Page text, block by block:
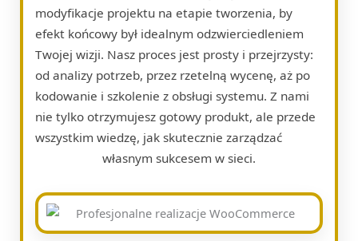
modyfikacje projektu na etapie tworzenia, by
efekt końcowy był idealnym odzwierciedleniem
Twojej wizji. Nasz proces jest prosty i przejrzysty:
od analizy potrzeb, przez rzetelną wycenę, aż po
kodowanie i szkolenie z obsługi systemu. Z nami
nie tylko otrzymujesz gotowy produkt, ale przede
wszystkim wiedzę, jak skutecznie zarządzać
własnym sukcesem w sieci.